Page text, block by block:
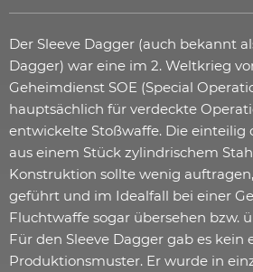
Der Sleeve Dagger (auch bekannt
Dagger) war eine im 2. Weltkrieg
Geheimdienst SOE (Special
hauptsächlich für verdeckte
entwickelte Stoßwaffe. Die einteilig
aus einem Stück zylindrischem
Konstruktion sollte wenig
geführt und im Idealfall bei einer
Fluchtwaffe sogar übersehen bzw.
Für den Sleeve Dagger gab es kein
Produktionsmuster. Er wurde in